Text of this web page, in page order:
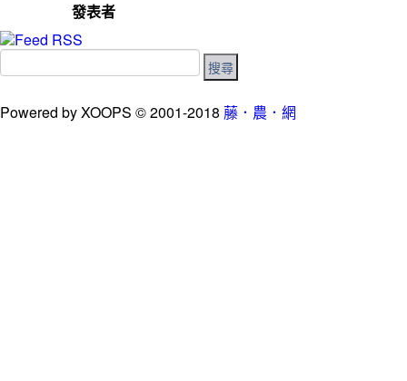
發表者
Powered by XOOPS © 2001-2018 藤．農．網